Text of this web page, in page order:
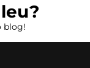
blog!